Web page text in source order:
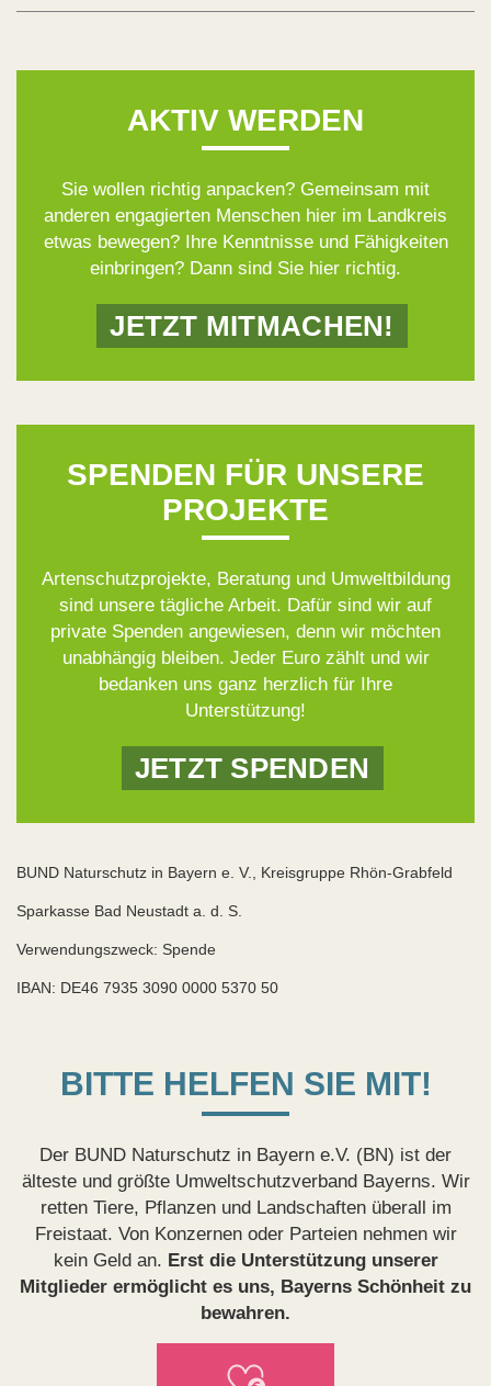
AKTIV WERDEN
Sie wollen richtig anpacken? Gemeinsam mit
anderen engagierten Menschen hier im Landkreis
etwas bewegen? Ihre Kenntnisse und Fähigkeiten
einbringen? Dann sind Sie hier richtig.
JETZT MITMACHEN!
SPENDEN FÜR UNSERE
PROJEKTE
Artenschutzprojekte, Beratung und Umweltbildung
sind unsere tägliche Arbeit. Dafür sind wir auf
private Spenden angewiesen, denn wir möchten
unabhängig bleiben. Jeder Euro zählt und wir
bedanken uns ganz herzlich für Ihre
Unterstützung!
JETZT SPENDEN
BUND Naturschutz in Bayern e. V., Kreisgruppe Rhön-Grabfeld
Sparkasse Bad Neustadt a. d. S.
Verwendungszweck: Spende
IBAN: DE46 7935 3090 0000 5370 50
BITTE HELFEN SIE MIT!
Der BUND Naturschutz in Bayern e.V. (BN) ist der
älteste und größte Umweltschutzverband Bayerns. Wir
retten Tiere, Pflanzen und Landschaften überall im
Freistaat. Von Konzernen oder Parteien nehmen wir
kein Geld an. Erst die Unterstützung unserer
Mitglieder ermöglicht es uns, Bayerns Schönheit zu
bewahren.